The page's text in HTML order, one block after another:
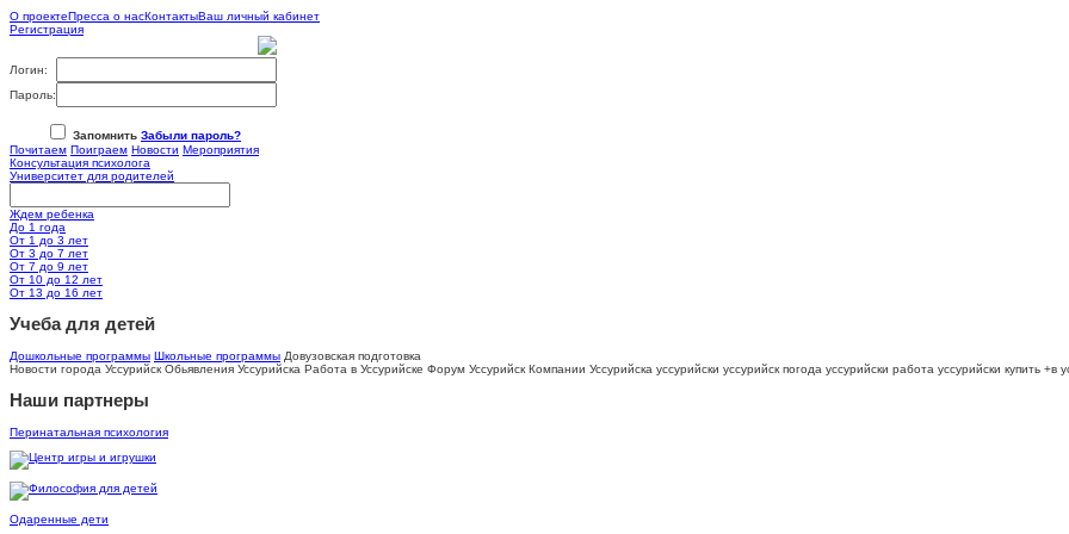
О проектеПресса о насКонтактыВаш личный кабинет
Регистрация
Логин:
Пароль:
Запомнить Забыли пароль?
Почитаем Поиграем Новости Мероприятия
Консультация психолога
Университет для родителей
Ждем ребенка
До 1 года
От 1 до 3 лет
От 3 до 7 лет
От 7 до 9 лет
От 10 до 12 лет
От 13 до 16 лет
Учеба для детей
Дошкольные программы Школьные программы Довузовская подготовка
Новости города Уссурийск Обьявления Уссурийска Работа в Уссурийске Форум Уссурийск Компании Уссурийска уссурийски уссурийск погода уссурийски работа уссурийски купить +в
Наши партнеры
Перинатальная психология
Одаренные дети